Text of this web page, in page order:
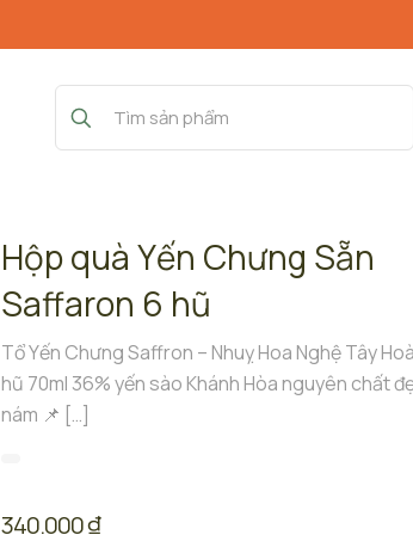
Hộp quà Yến Chưng Sẵn
Saffaron 6 hũ
Tổ Yến Chưng Saffron – Nhuỵ Hoa Nghệ Tây
hũ 70ml 36% yến sào Khánh Hòa nguyên chất
nám 📌 […]
340.000₫